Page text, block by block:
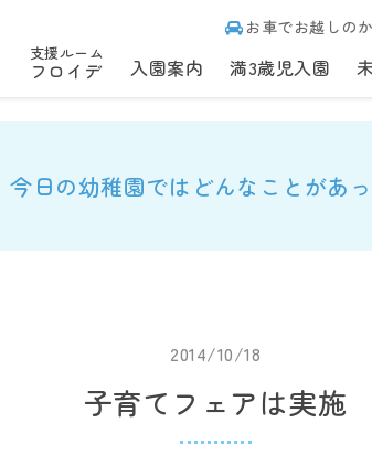
お車でお越しの
支援ルーム
フロイデ 入園案内 満3歳児入園
今日の幼稚園ではどんなことがあっ
2014/10/18
子育てフェアは実施